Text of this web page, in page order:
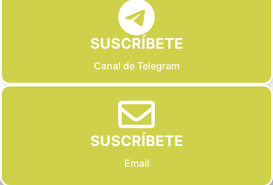
SUSCRÍBETE
Canal de Telegram
SUSCRÍBETE
Email